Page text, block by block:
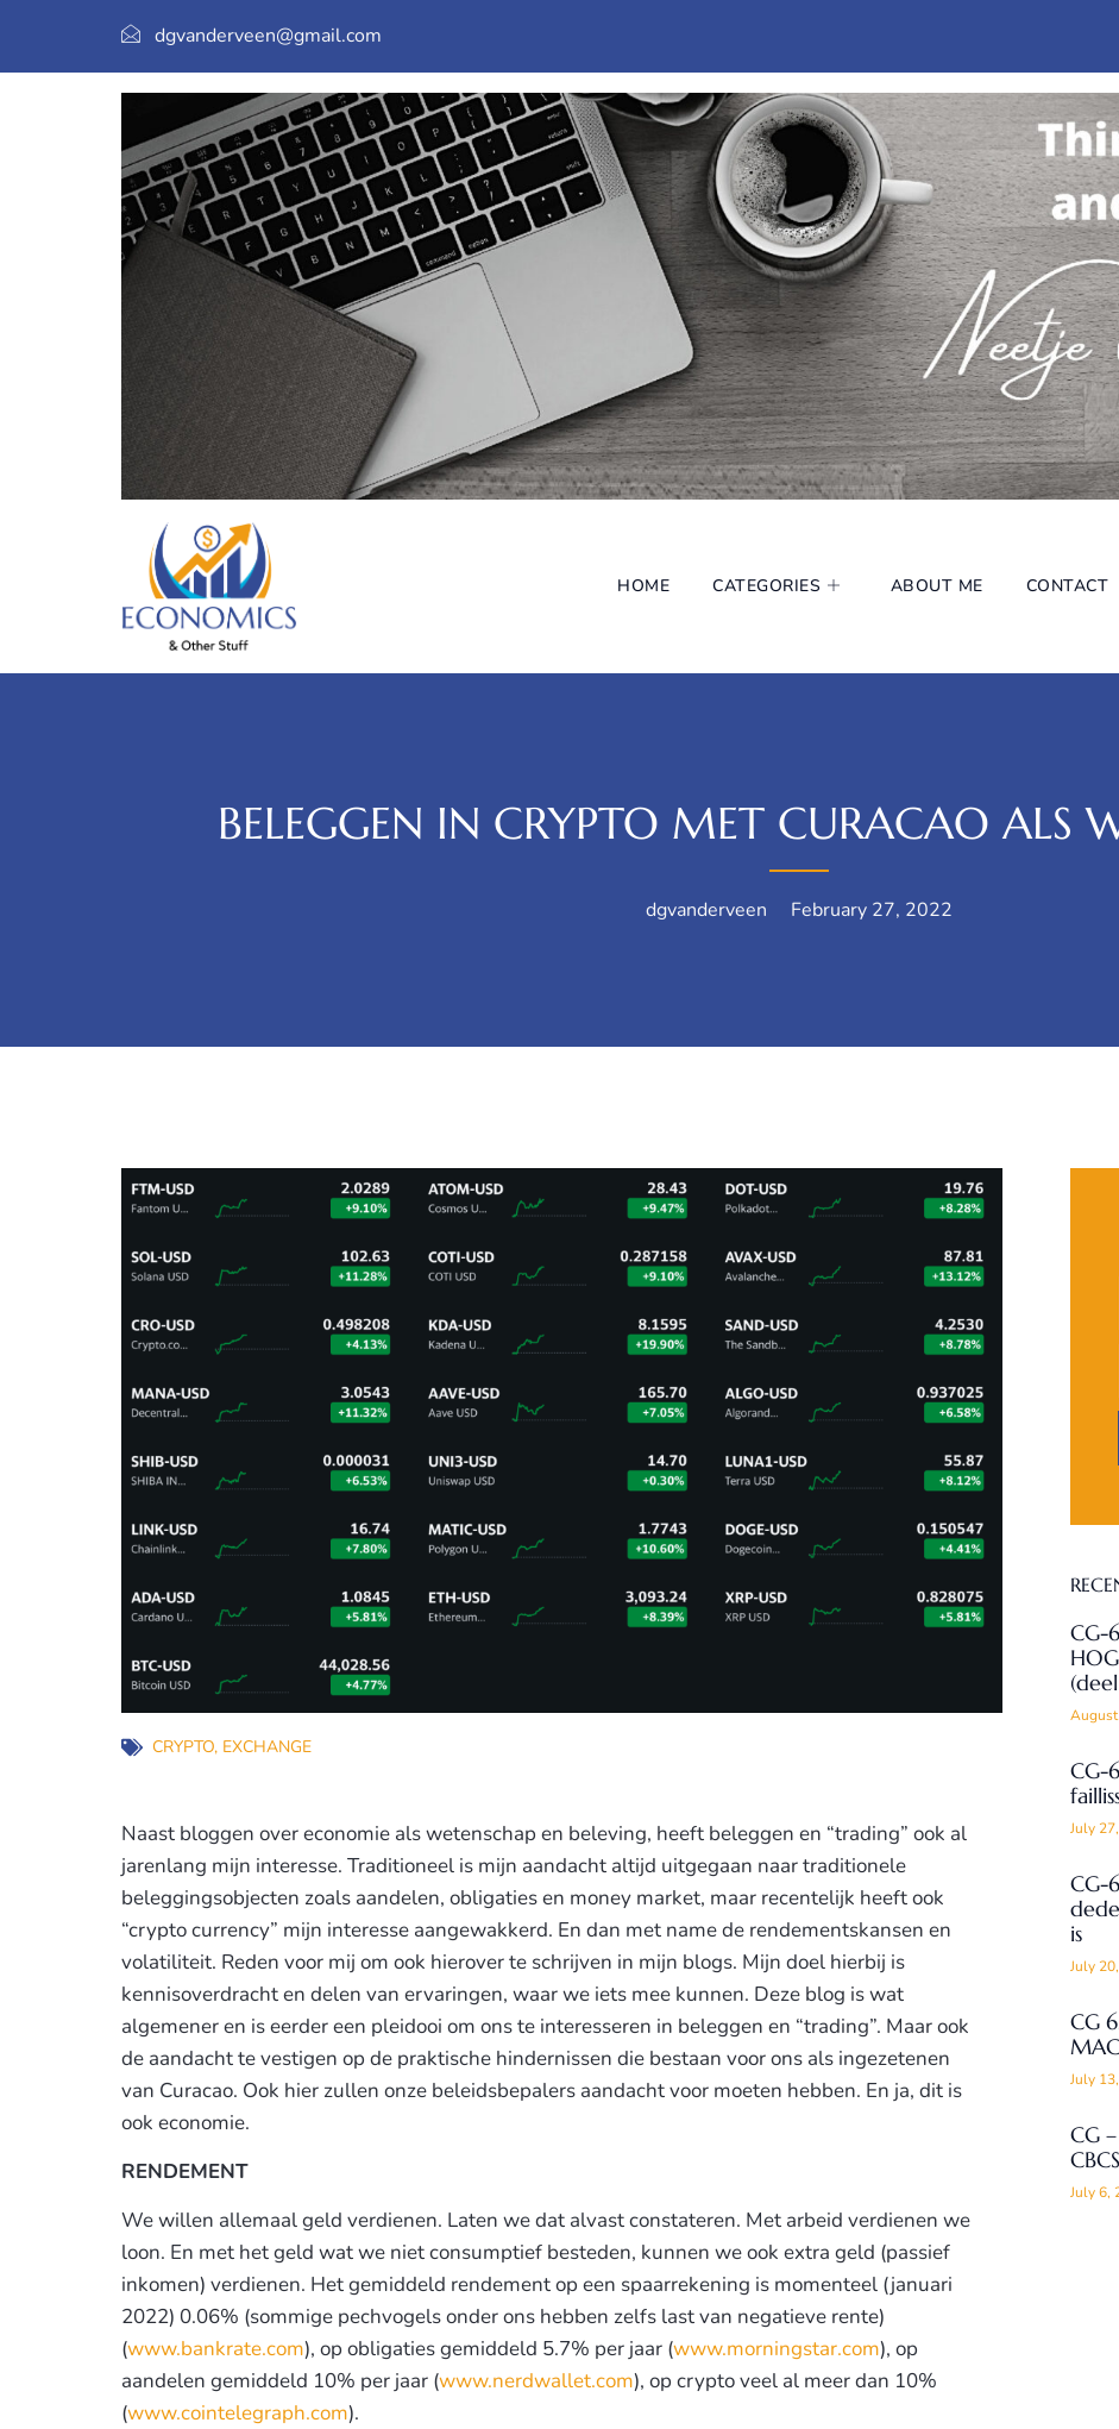
dgvanderveen@gmail.com
HOME CATEGORIES ABOUT ME CONTACT
BELEGGEN IN CRYPTO MET CURACAO ALS
dgvanderveen February 27, 2022
CRYPTO, EXCHANGE
Naast bloggen over economie als wetenschap en beleving, heeft beleggen en “trading” ook al
jarenlang mijn interesse. Traditioneel is mijn aandacht altijd uitgegaan naar traditionele
beleggingsobjecten zoals aandelen, obligaties en money market, maar recentelijk heeft ook
“crypto currency” mijn interesse aangewakkerd. En dan met name de rendementskansen en
volatiliteit. Reden voor mij om ook hierover te schrijven in mijn blogs. Mijn doel hierbij is
kennisoverdracht en delen van ervaringen, waar we iets mee kunnen. Deze blog is wat
algemener en is eerder een pleidooi om ons te interesseren in beleggen en “trading”. Maar ook
de aandacht te vestigen op de praktische hindernissen die bestaan voor ons als ingezetenen
van Curacao. Ook hier zullen onze beleidsbepalers aandacht voor moeten hebben. En ja, dit is
ook economie.
RENDEMENT
We willen allemaal geld verdienen. Laten we dat alvast constateren. Met arbeid verdienen we
loon. En met het geld wat we niet consumptief besteden, kunnen we ook extra geld (passief
inkomen) verdienen. Het gemiddeld rendement op een spaarrekening is momenteel (januari
2022) 0.06% (sommige pechvogels onder ons hebben zelfs last van negatieve rente)
(www.bankrate.com), op obligaties gemiddeld 5.7% per jaar (www.morningstar.com), op
aandelen gemiddeld 10% per jaar (www.nerdwallet.com), op crypto veel al meer dan 10%
(www.cointelegraph.com).
CG-
(deel
CG-
July
CG-
is
July
CG
July
CG
CBCS
July 6,